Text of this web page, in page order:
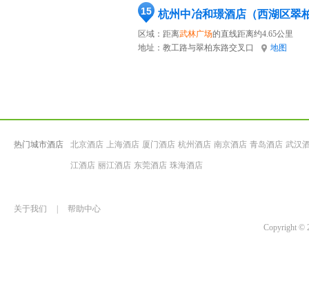
15 杭州中冶和璟酒店（西湖区翠
区域：距离武林广场的直线距离约4.65公里
地址： 教工路与翠柏东路交叉口 地图
热门城市酒店 北京酒店 上海酒店 厦门酒店 杭州酒店 南京酒店 青岛酒店 武汉
江酒店 丽江酒店 东莞酒店 珠海酒店
关于我们
帮助中心
Copyright ©